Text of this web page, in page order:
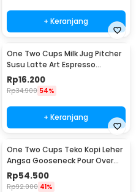
+ Keranjang
One Two Cups Milk Jug Pitcher
Susu Latte Art Espresso
Stainless Steel 3oz - S06HG
Rp16.200
Rp34.900 54%
+ Keranjang
One Two Cups Teko Kopi Leher
Angsa Gooseneck Pour Over
Drip Kettle 250ml - AA049
Rp54.500
Rp92.000 41%